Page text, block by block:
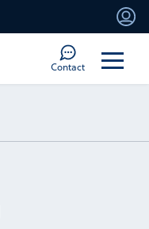
Contact